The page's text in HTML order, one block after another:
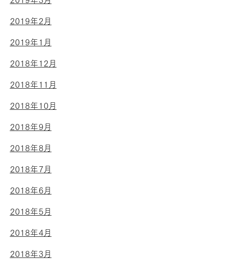
2019年2月
2019年1月
2018年12月
2018年11月
2018年10月
2018年9月
2018年8月
2018年7月
2018年6月
2018年5月
2018年4月
2018年3月